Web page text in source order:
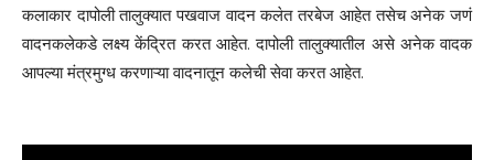
कलाकार दापोली तालुक्यात पखवाज वादन कलेत तरबेज आहेत तसेच अनेक जणं
वादनकलेकडे लक्ष्य केंद्रित करत आहेत. दापोली तालुक्यातील असे अनेक वादक
आपल्या मंत्रमुग्ध करणाऱ्या वादनातून कलेची सेवा करत आहेत.